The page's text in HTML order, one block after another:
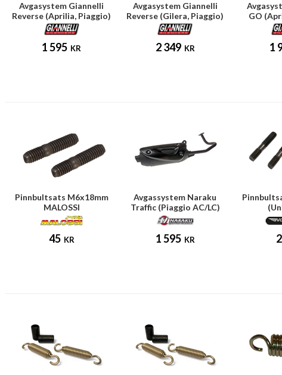
Avgasystem Giannelli
Reverse (Aprilia, Piaggio)
1 595 KR
Avgasystem Giannelli
Reverse (Gilera, Piaggio)
2 349 KR
GO
1
Pinnbultsats M6x18mm
MALOSSI
45 KR
Avgassystem Naraku
Traffic (Piaggio AC/LC)
1 595 KR